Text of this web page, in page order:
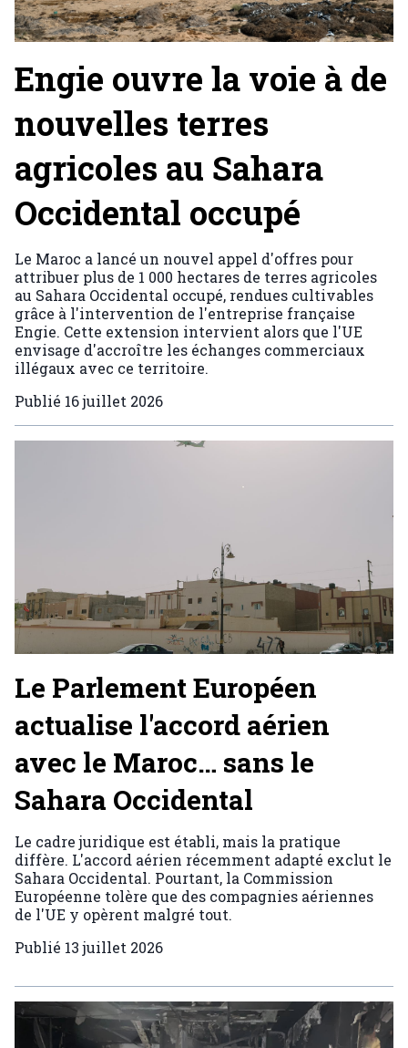
Engie ouvre la voie à de
nouvelles terres
agricoles au Sahara
Occidental occupé
Le Maroc a lancé un nouvel appel d'offres pour
attribuer plus de 1 000 hectares de terres agricoles
au Sahara Occidental occupé, rendues cultivables
grâce à l'intervention de l'entreprise française
Engie. Cette extension intervient alors que l'UE
envisage d'accroître les échanges commerciaux
illégaux avec ce territoire.
Publié 16 juillet 2026
Le Parlement Européen
actualise l'accord aérien
avec le Maroc… sans le
Sahara Occidental
Le cadre juridique est établi, mais la pratique
diffère. L'accord aérien récemment adapté exclut le
Sahara Occidental. Pourtant, la Commission
Européenne tolère que des compagnies aériennes
de l'UE y opèrent malgré tout.
Publié 13 juillet 2026